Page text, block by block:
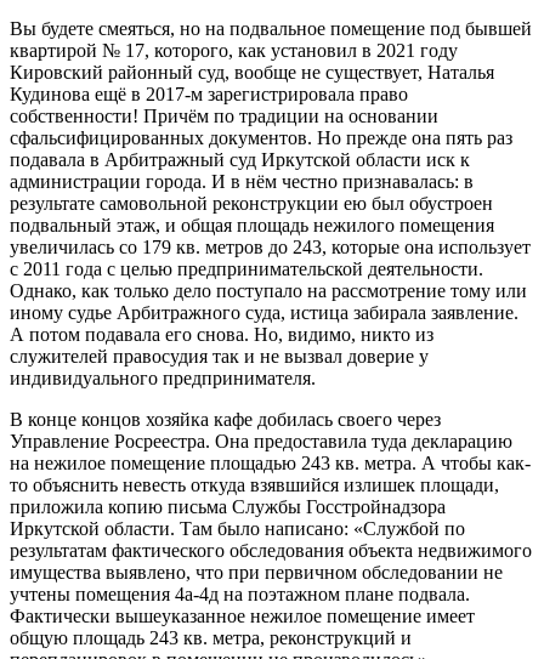
Вы будете смеяться, но на подвальное помещение под бывшей
квартирой № 17, которого, как установил в 2021 году
Кировский районный суд, вообще не существует, Наталья
Кудинова ещё в 2017-м зарегистрировала право
собственности! Причём по традиции на основании
сфальсифицированных документов. Но прежде она пять раз
подавала в Арбитражный суд Иркутской области иск к
администрации города. И в нём честно признавалась: в
результате самовольной реконструкции ею был обустроен
подвальный этаж, и общая площадь нежилого помещения
увеличилась со 179 кв. метров до 243, которые она использует
с 2011 года с целью предпринимательской деятельности.
Однако, как только дело поступало на рассмотрение тому или
иному судье Арбитражного суда, истица забирала заявление.
А потом подавала его снова. Но, видимо, никто из
служителей правосудия так и не вызвал доверие у
индивидуального предпринимателя.
В конце концов хозяйка кафе добилась своего через
Управление Росреестра. Она предоставила туда декларацию
на нежилое помещение площадью 243 кв. метра. А чтобы как-
то объяснить невесть откуда взявшийся излишек площади,
приложила копию письма Службы Госстройнадзора
Иркутской области. Там было написано: «Службой по
результатам фактического обследования объекта недвижимого
имущества выявлено, что при первичном обследовании не
учтены помещения 4а-4д на поэтажном плане подвала.
Фактически вышеуказанное нежилое помещение имеет
общую площадь 243 кв. метра, реконструкций и